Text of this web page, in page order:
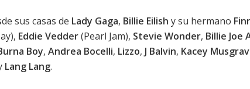
sus casas de Lady Gaga, Billie Eilish y su hermano
Eddie Vedder(Pearl Jam), Stevie Wonder, Billie Joe
Boy, Andrea Bocelli, Lizzo, J Balvin, Kacey
Lang Lang.